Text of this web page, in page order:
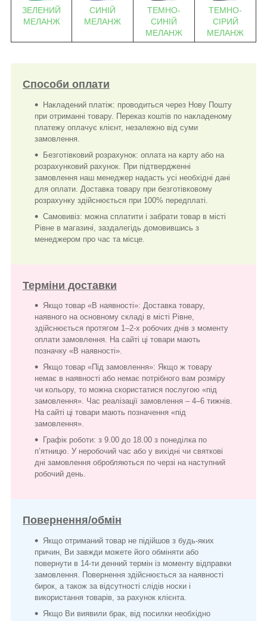
ЗЕЛЕНИЙ
МЕЛАНЖ
СИНІЙ
МЕЛАНЖ
ТЕМНО-
СИНІЙ
МЕЛАНЖ
ТЕМНО-
СІРИЙ
МЕЛАНЖ
Способи оплати
Накладений платіж: проводиться через Нову Пошту
при отриманні товару. Переказ коштів по накладеному
платежу оплачує клієнт, незалежно від суми
замовлення.
Безготівковий розрахунок: оплата на карту або на
розрахунковий рахунок. При підтвердженні
замовлення наш менеджер надасть усі необхідні дані
для оплати. Доставка товару при безготівковому
розрахунку здійснюється при 100% передплаті.
Самовивіз: можна сплатити і забрати товар в місті
Рівне в магазині, заздалегідь домовившись з
менеджером про час та місце.
Терміни доставки
Якщо товар «В наявності»: Доставка товару,
наявного на основному складі в місті Рівне,
здійснюється протягом 1–2-х робочих днів з моменту
оплати замовлення. На сайті ці товари мають
позначку «В наявності».
Якщо товар «Під замовлення»: Якщо ж товару
немає в наявності або немає потрібного вам розміру
чи кольору, то можна скористатися послугою «під
замовлення». Час реалізації замовлення – 4–6 тижнів.
На сайті ці товари мають позначення «під
замовлення».
Графік роботи: з 9.00 до 18.00 з понеділка по
п’ятницю. У неробочий час або у вихідні чи святкові
дні замовлення обробляються по черзі на наступний
робочий день.
Повернення/обмін
Якщо отриманий товар не підійшов з будь-яких
причин, Ви завжди можете його обміняти або
повернути в 14-ти денний термін із моменту відправки
замовлення. Повернення здійснюється за наявності
бирок, а також за відсутності слідів носки і
використання товарів, за рахунок клієнта.
Якщо Ви виявили брак, від посилки необхідно